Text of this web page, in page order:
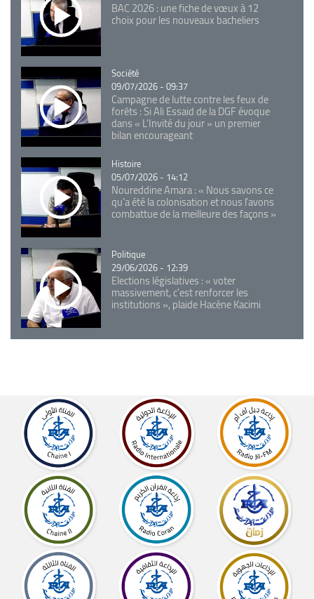
BAC 2026 : une fiche de vœux à 12
choix pour les nouveaux bacheliers
Catégorie
Société
09/07/2026 - 09:37
Campagne de lutte contre les feux de
forêts : Si Ali Essaid de la DGF évoque
dans « L'Invité du jour » un premier
bilan encourageant
Catégorie
Histoire
05/07/2026 - 14:12
Noureddine Amara : « Nous savons ce
qu’a été la colonisation et nous l’avons
combattue de la meilleure des façons »
Catégorie
Politique
29/06/2026 - 12:39
Elections législatives : « voter
massivement, c'est renforcer les
institutions », plaide Hacène Kacimi